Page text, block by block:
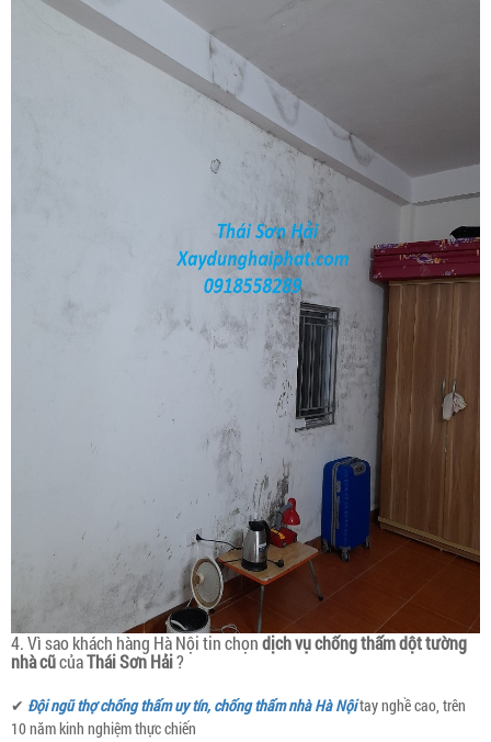
4. Vì sao khách hàng Hà Nội tin chọndịch vụ chống thấm dột tường
nhà cũcủaThái Sơn Hải?
✔ Đội ngũ thợ chống thấm uy tín, chống thấm nhà Hà Nộitay nghề cao, trên
10 năm kinh nghiệm thực chiến